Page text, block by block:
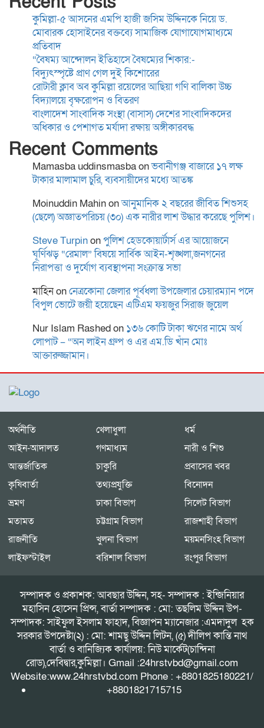
অধিকার ও পেশাগত মর্যাদা রক্ষায়
অঙ্গীকারবদ্ধ
ব্যাংক চেক-সংক্রান্ত মামলায়
হয়রানি রোধে আইন সংস্কারের
দাবি, সরকারের দৃষ্টি আকর্ষণ
ময়মনসিংহে কিশোরীকে ধর্ষণ ও
ভিডিও ধারণ করে
স্থানীয় সরকার নির্বাচনের তফসিল
ঘোষণা শিগগিরই: ইসি
বাগমারা থানা পরিদর্শন করলেন
রাজশাহী রেঞ্জের নবাগত
ডিআইজি আশিক সাঈদ
ময়মনসিংহে কিশোরীকে ধর্ষণ ও
ভিডিও ধারণ করে
ব্ল্যাকমেইল,গ্রেপ্তার-১
কুমিল্লা-৫ আসনের এমপি হাজী জসিম উদ্দিনকে নিয়ে ড.
মোবারক হোসাইনের বক্তব্যে সামাজিক যোগাযোগমাধ্যমে
প্রতিবাদ
“বৈষম্য আন্দোলন ইতিহাসে বৈষম্যের শিকার:-
বিদ্যুৎস্পৃষ্টে প্রাণ গেল দুই কিশোরের
রোটারী ক্লাব অব কুমিল্লা রয়েলের আছিয়া গণি বালিকা উচ্চ
বিদ্যালয়ে বৃক্ষরোপন ও বিতরণ
বাংলাদেশ সাংবাদিক সংস্থা (বাসাস) দেশের সাংবাদিকদের
অধিকার ও পেশাগত মর্যাদা রক্ষায় অঙ্গীকারবদ্ধ
Recent Comments
Mamasba uddinsmasbaonভবানীগঞ্জ বাজারে ১৭ লক্ষ
টাকার মালামাল চুরি, ব্যবসায়ীদের মধ্যে আতঙ্ক
Moinuddin Mahinonআনুমানিক ২ বছরের জীবিত শিশুসহ
(ছেলে) অজ্ঞাতপরিচয় (৩০) এক নারীর লাশ উদ্ধার করেছে পুলিশ।
Steve Turpinonপুলিশ হেডকোয়ার্টার্স এর আয়োজনে
ঘূর্ণিঝড় “রেমাল” বিষয়ে সার্বিক আইন-শৃঙ্খলা,জনগনের
নিরাপত্তা ও দুর্যোগ ব্যবস্থাপনা সংক্রান্ত সভা
মাহিনonনেত্রকোনা জেলার পূর্বধলা উপজেলার চেয়ারম্যান পদে
বিপুল ভোটে জয়ী হয়েছেন এটিএম ফয়জুর সিরাজ জুয়েল
Nur Islam Rashedon ১৩৬ কোটি টাকা ঋণের নামে অর্থ
লোপাট – “অন লাইন গ্রুপ ও এর এম.ডি খাঁন মোঃ
আক্তারুজ্জামান।
অর্থনীতি
আইন-আদালত
আন্তর্জাতিক
কৃষিবার্তা
খেলাধুলা
গণমাধ্যম
চাকুরি
তথ্যপ্রযুক্তি
ধর্ম
নারী ও শিশু
প্রবাসের খবর
বিনোদন
ভ্রমণ
মতামত
রাজনীতি
লাইফস্টাইল
ঢাকা বিভাগ
চট্টগ্রাম বিভাগ
খুলনা বিভাগ
বরিশাল বিভাগ
সিলেট বিভাগ
রাজশাহী বিভাগ
ময়মনসিংহ বিভাগ
রংপুর বিভাগ
সম্পাদক ও প্রকাশক: আবছার উদ্দিন, সহ- সম্পাদক : ইন্জিনিয়ার
মহাসিন হোসেন প্রিন্স, বার্তা সম্পাদক : মো: তছলিম উদ্দিন উপ-
সম্পাদক: সাইফুল ইসলাম ফাহাদ, বিজ্ঞাপন ম্যানেজার :এমদাদুল হক
সরকার উপদেষ্টা(২) : মো: শামছু উদ্দিন লিটন, (৫) দীলিপ কান্তি নাথ
বার্তা ও বানিজ্যিক কার্যালয়: নিউ মার্কেট(চান্দিনা
রোড),দেবিদ্বার,কুমিল্লা। Gmail :24hrstvbd@gmail.com
Website:www.24hrstvbd.com Phone : +8801825180221/
+8801821715715